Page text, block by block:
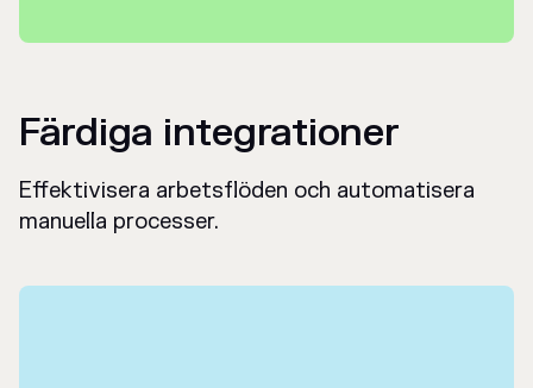
Färdiga integrationer
Effektivisera arbetsflöden och automatisera
manuella processer.